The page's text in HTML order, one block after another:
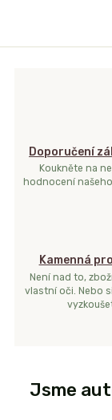
Doporučení
Koukněte na
hodnocení
Kamenná
Není nad to,
vlastní oči. Nebo
Jsme